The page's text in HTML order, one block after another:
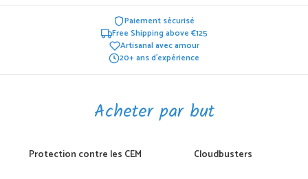
Paiement sécurisé
Free Shipping above €125
Artisanal avec amour
20+ ans d'expérience
Acheter par but
Protection contre les CEM Cloudbusters